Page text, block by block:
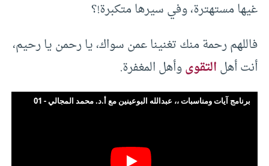
غيها مستهترة، وفي سيرها متكبرة!؟
فاللهم رحمة منك تغنينا عمن سواك، يا رحمن يا رحيم،
أنت أهلالتقوىوأهل المغفرة.
برنامج آيات ومناسبات ،، عبدالله البوعينين مع أ.د. محمد المجالي - 01